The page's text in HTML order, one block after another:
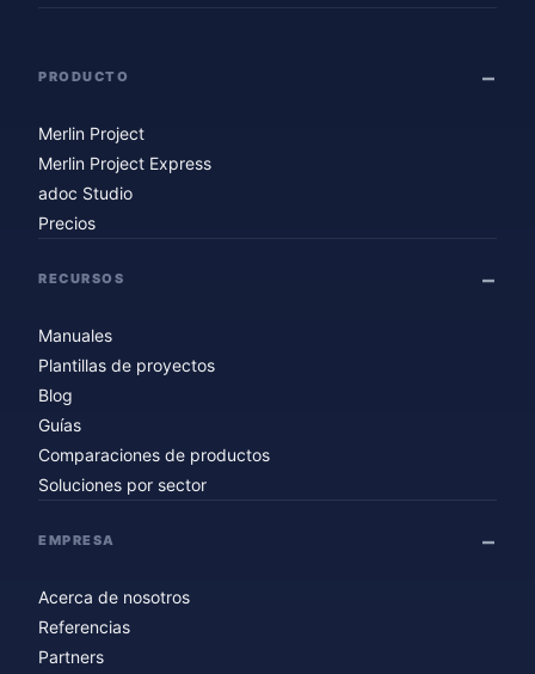
PRODUCTO
Merlin Project
Merlin Project Express
adoc Studio
Precios
RECURSOS
Manuales
Plantillas de proyectos
Blog
Guías
Comparaciones de productos
Soluciones por sector
EMPRESA
Acerca de nosotros
Referencias
Partners